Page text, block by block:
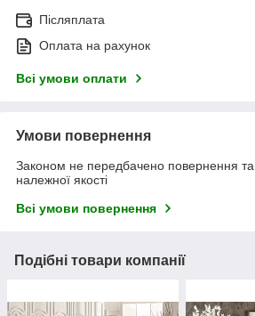
Післяплата
Оплата на рахунок
Всі умови оплати
Умови повернення
Законом не передбачено повернення та
належної якості
Всі умови повернення
Подібні товари компанії